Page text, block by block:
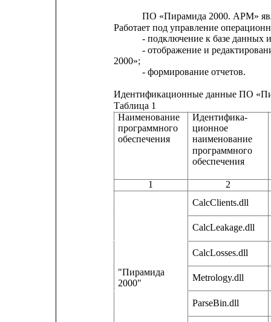
CalcClients.dll
CalcLeakage.dll
CalcLosses.dll
Metrology.dll
ParseBin.dll
"Пирамида
2000"
ПО «Пирамида 2000. АРМ»
Работает под управление
- подключение к базе данных
- отображение и
2000»;
- формирование отчетов.
Идентификационные данные ПО
Таблица 1
Наименование
Идентифика-
программного
ционное
обеспечения
наименование
программного
обеспечения
1 2